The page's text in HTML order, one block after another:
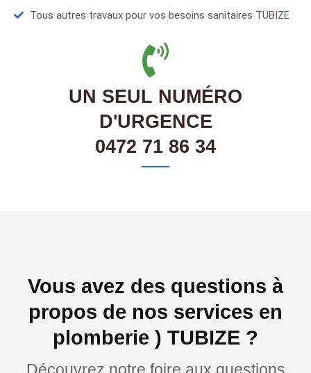
Tous autres travaux pour vos besoins sanitaires TUBIZE
UN SEUL NUMÉRO
D'URGENCE
0472 71 86 34
Vous avez des questions à
propos de nos services en
plomberie ) TUBIZE ?